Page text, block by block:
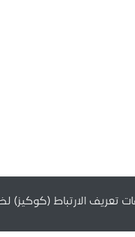
تعريف الارتباط (كوكيز)